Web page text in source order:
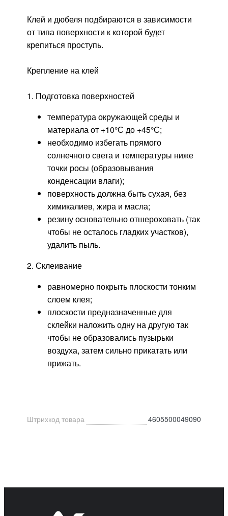
Клей и дюбеля подбираются в зависимости
от типа поверхности к которой будет
крепиться проступь.
Крепление на клей
1. Подготовка поверхностей
температура окружающей среды и
материала от +10°С до +45°С;
необходимо избегать прямого
солнечного света и температуры ниже
точки росы (образовывания
конденсации влаги);
поверхность должна быть сухая, без
химикалиев, жира и масла;
резину основательно отшероховать (так
чтобы не осталось гладких участков),
удалить пыль.
2. Склеивание
равномерно покрыть плоскости тонким
слоем клея;
плоскости предназначенные для
склейки наложить одну на другую так
чтобы не образовались пузырьки
воздуха, затем сильно прикатать или
прижать.
Штрихкод товара 4605500049090